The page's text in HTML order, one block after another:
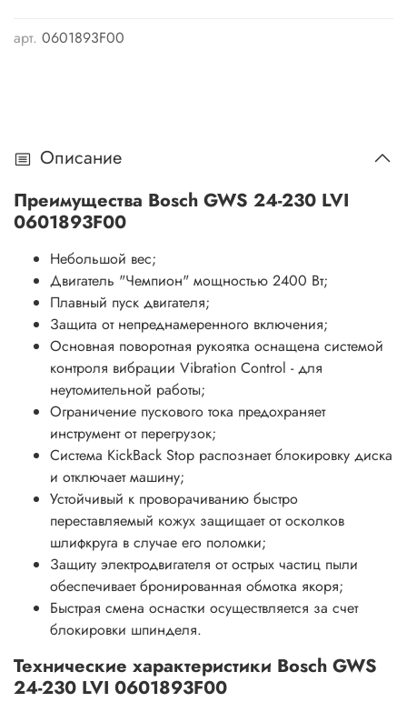
арт. 0601893F00
Описание
Преимущества Bosch GWS 24-230 LVI
0601893F00
Небольшой вес;
Двигатель "Чемпион" мощностью 2400 Вт;
Плавный пуск двигателя;
Защита от непреднамеренного включения;
Основная поворотная рукоятка оснащена системой
контроля вибрации Vibration Control - для
неутомительной работы;
Ограничение пускового тока предохраняет
инструмент от перегрузок;
Система KickBack Stop распознает блокировку диска
и отключает машину;
Устойчивый к проворачиванию быстро
переставляемый кожух защищает от осколков
шлифкруга в случае его поломки;
Защиту электродвигателя от острых частиц пыли
обеспечивает бронированная обмотка якоря;
Быстрая смена оснастки осуществляется за счет
блокировки шпинделя.
Технические характеристики Bosch GWS
24-230 LVI 0601893F00